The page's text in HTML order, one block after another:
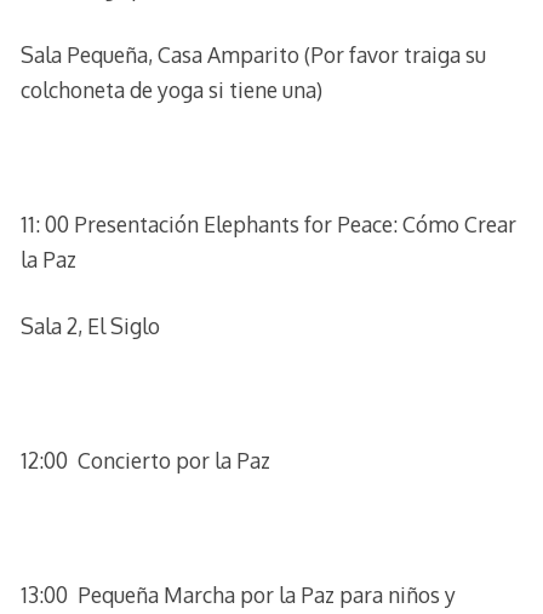
Sala Pequeña, Casa Amparito (Por favor traiga su
colchoneta de yoga si tiene una)
11: 00 Presentación Elephants for Peace: Cómo Crear
la Paz
Sala 2, El Siglo
12:00 Concierto por la Paz
13:00 Pequeña Marcha por la Paz para niños y